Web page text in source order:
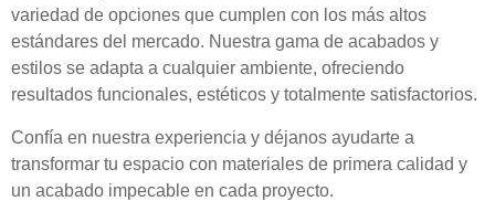
variedad de opciones que cumplen con los más altos
estándares del mercado. Nuestra gama de acabados y
estilos se adapta a cualquier ambiente, ofreciendo
resultados funcionales, estéticos y totalmente satisfactorios.
Confía en nuestra experiencia y déjanos ayudarte a
transformar tu espacio con materiales de primera calidad y
un acabado impecable en cada proyecto.